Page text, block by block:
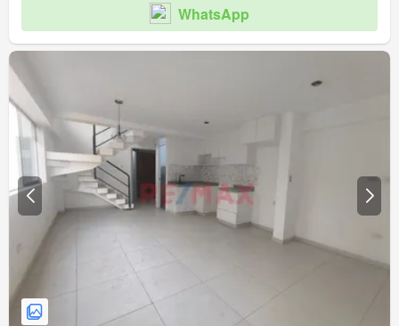
WhatsApp